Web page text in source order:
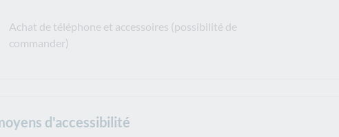
Achat de téléphone et accessoires (possibilité de
commander)
d'accessibilité